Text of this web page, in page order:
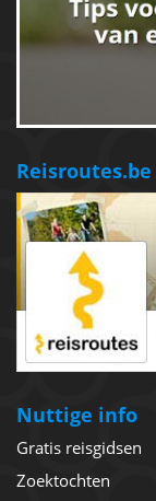
Reisroutes.be
Nuttige info
Gratis reisgidsen
Zoektochten